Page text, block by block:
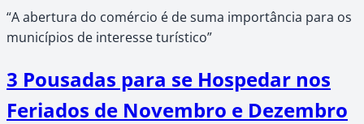
“A abertura do comércio é de suma importância para os
municípios de interesse turístico”
3 Pousadas para se Hospedar nos
Feriados de Novembro e Dezembro